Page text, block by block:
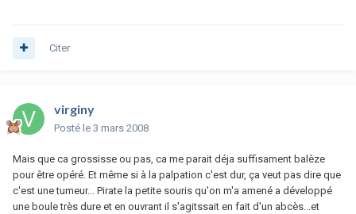
Citer
virginy
Posté le 3 mars 2008
Mais que ca grossisse ou pas, ca me parait déja suffisament balèze
pour être opéré. Et même si à la palpation c'est dur, ça veut pas dire que
c'est une tumeur... Pirate la petite souris qu'on m'a amené a développé
une boule très dure et en ouvrant il s'agitssait en fait d'un abcès...et